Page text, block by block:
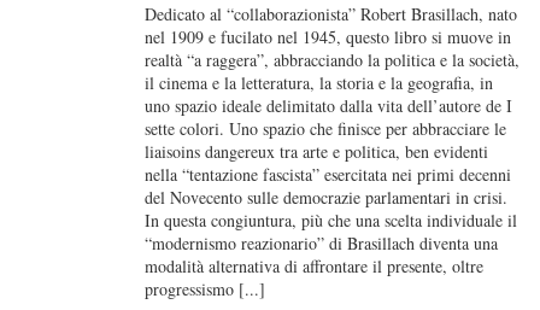
Dedicato al “collaborazionista” Robert Brasillach, nato
nel 1909 e fucilato nel 1945, questo libro si muove in
realtà “a raggera”, abbracciando la politica e la società,
il cinema e la letteratura, la storia e la geografia, in
uno spazio ideale delimitato dalla vita dell’autore de I
sette colori. Uno spazio che finisce per abbracciare le
liaisoins dangereux tra arte e politica, ben evidenti
nella “tentazione fascista” esercitata nei primi decenni
del Novecento sulle democrazie parlamentari in crisi.
In questa congiuntura, più che una scelta individuale il
“modernismo reazionario” di Brasillach diventa una
modalità alternativa di affrontare il presente, oltre
progressismo [...]